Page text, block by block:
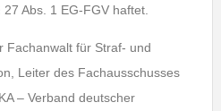
Abs. 1 EG-FGV haftet.
Fachanwalt für Straf- und
Leiter des Fachausschusses
– Verband deutscher